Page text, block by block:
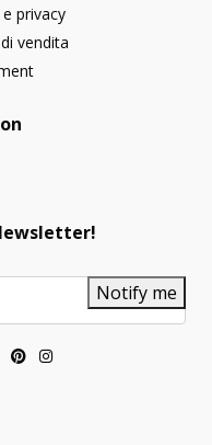
privacy
vendita
Notify me